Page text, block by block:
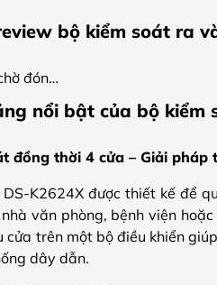
bộ kiểm soát ra
đón…
nổi bật của bộ kiểm
đồng thời 4 cửa – Giải
DS-K2624X được thiết kế để
văn phòng, bệnh viện
cửa trên một bộ điều khiển
dây dẫn.